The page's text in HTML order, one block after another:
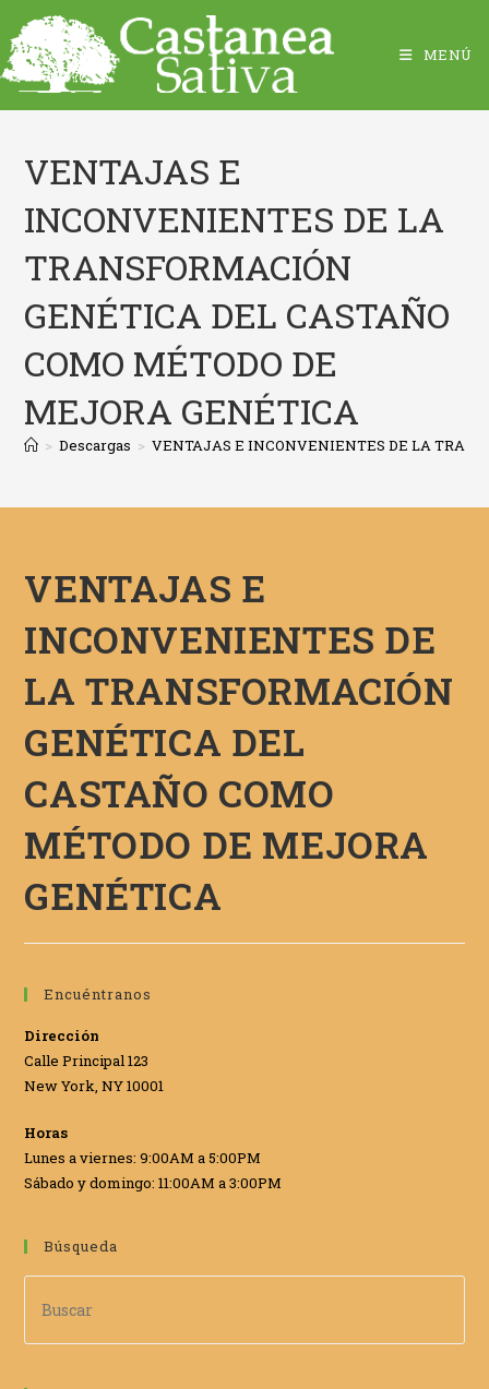
MENÚ
VENTAJAS E
INCONVENIENTES DE LA
TRANSFORMACIÓN
GENÉTICA DEL CASTAÑO
COMO MÉTODO DE
MEJORA GENÉTICA
> Descargas > VENTAJAS E INCONVENIENTES DE LA
VENTAJAS E
INCONVENIENTES DE
LA TRANSFORMACIÓN
GENÉTICA DEL
CASTAÑO COMO
MÉTODO DE MEJORA
GENÉTICA
Encuéntranos
Dirección
Calle Principal 123
New York, NY 10001
Horas
Lunes a viernes: 9:00AM a 5:00PM
Sábado y domingo: 11:00AM a 3:00PM
Búsqueda